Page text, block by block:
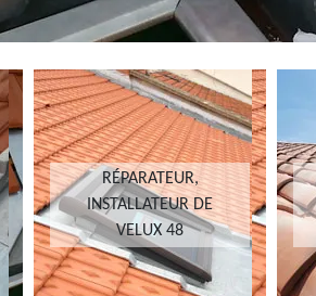
RÉPARATEUR,
INSTALLATEUR DE
VELUX 48